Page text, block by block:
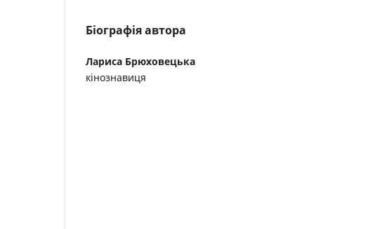
Біографія автора
Лариса Брюховецька
кінознавиця